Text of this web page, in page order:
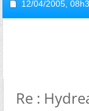
12/04/2005,
Re :